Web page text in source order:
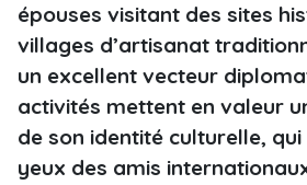
épouses visitant des sites
villages d’artisanat
un excellent vecteur
activités mettent en valeur
de son identité culturelle,
yeux des amis